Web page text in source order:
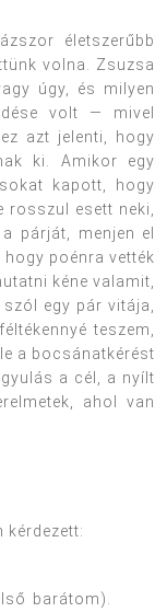
életszerűbb
volna. Zsuzsa
úgy, és milyen
volt — mivel
azt jelenti, hogy
ki. Amikor egy
kapott, hogy
esett neki,
párját, menjen el
hogy poénra vették
kéne valamit,
egy pár vitája,
teszem,
a bocsánatkérést
a cél, a nyílt
ahol van
kérdezett:
barátom).